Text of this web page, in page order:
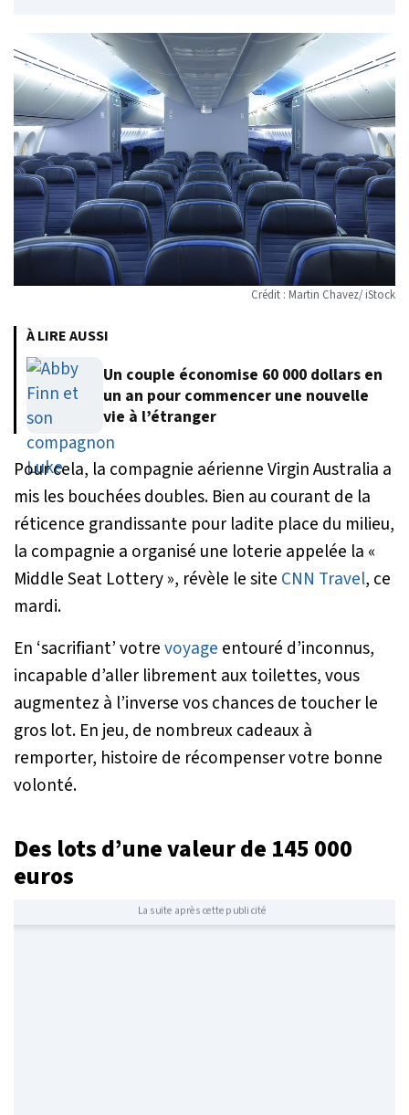
Crédit : Martin Chavez/ iStock
À LIRE AUSSI
Un couple économise 60 000 dollars en
un an pour commencer une nouvelle
vie à l’étranger
Pour cela, la compagnie aérienne Virgin Australia a
mis les bouchées doubles. Bien au courant de la
réticence grandissante pour ladite place du milieu,
la compagnie a organisé une loterie appelée la «
Middle Seat Lottery », révèle le site CNN Travel, ce
mardi.
En ‘sacrifiant’ votrevoyage entouré d’inconnus,
incapable d’aller librement aux toilettes, vous
augmentez à l’inverse vos chances de toucher le
gros lot. En jeu, de nombreux cadeaux à
remporter, histoire de récompenser votre bonne
volonté.
Des lots d’une valeur de 145 000
euros
La suite après cette publicité